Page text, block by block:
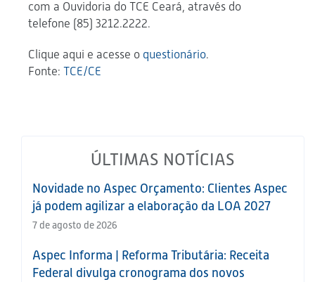
com a Ouvidoria do TCE Ceará, através do
telefone (85) 3212.2222.
Clique aqui e acesse o questionário.
Fonte: TCE/CE
ÚLTIMAS NOTÍCIAS
Novidade no Aspec Orçamento: Clientes Aspec
já podem agilizar a elaboração da LOA 2027
7 de agosto de 2026
Aspec Informa | Reforma Tributária: Receita
Federal divulga cronograma dos novos